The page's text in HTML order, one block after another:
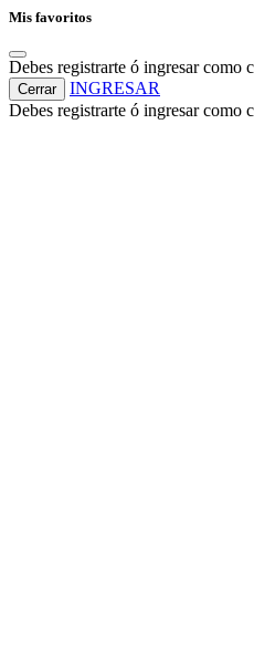
Mis favoritos
Debes registrarte ó ingresar como
Cerrar
INGRESAR
Debes registrarte ó ingresar como